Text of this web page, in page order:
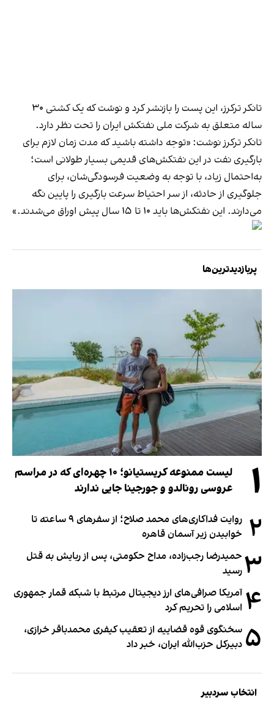
تانکر ترکرز، این پست را بازنشر کرد و نوشت که یک کشتی ۳۰
ساله متعلق به شرکت ملی نفتکش ایران را تحت نظر دارد.
تانکر ترکرز نوشت: «توجه داشته باشید که مدت زمان لازم برای
بارگیری نفت در این نفتکش‌های قدیمی بسیار طولانی است؛
به‌احتمال زیاد، با توجه به وضعیت فرسودگی‌شان، برای
جلوگیری از حادثه، از سر احتیاط سرعت بارگیری را پایین نگه
می‌دارند. این نفتکش‌ها باید ۱۰ تا ۱۵ سال پیش اوراق می‌شدند.»
پربازدیدترین‌ها
۱
لیست ممنوعه کریستیانو؛ ۱۰ چهره‌ای که در مراسم
عروسی رونالدو و جورجینا جایی ندارند
۲
روایت فداکاری‌های محمد صلاح؛ از سفرهای ۹ ساعته تا
خوابیدن زیر آسمان قاهره
۳ حمیدرضا رجب‌زاده، مداح حکومتی، پس از ربایش به قتل
رسید
۴ آمریکا صرافی‌های ارز دیجیتال مرتبط با شبکه قمار جمهوری
اسلامی را تحریم کرد
۵ سخنگوی قوه قضاییه از تعقیب کیفری محمدباقر خرازی،
دبیر‌کل حزب‌الله ایران، خبر داد
انتخاب سردبیر